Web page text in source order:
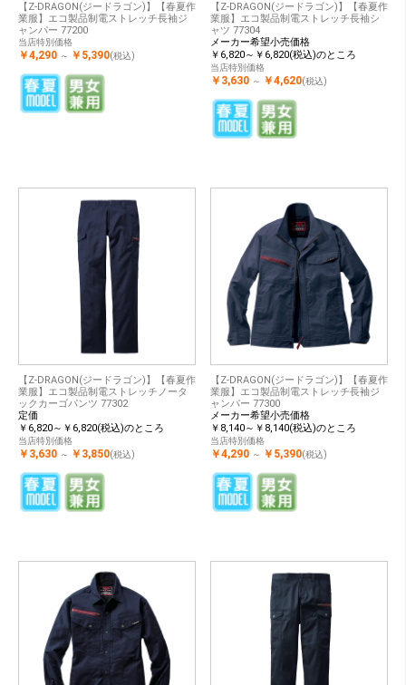
【Z-DRAGON(ジードラゴン)】【春夏作
業服】エコ製品制電ストレッチ長袖ジ
ャンパー 77200
当店特別価格
￥4,290 ～ ￥5,390(税込)
【Z-DRAGON(ジードラゴン)】【春夏作
業服】エコ製品制電ストレッチ長袖シ
ャツ 77304
メーカー希望小売価格
￥6,820～￥6,820(税込)のところ
当店特別価格
￥3,630 ～ ￥4,620(税込)
【Z-DRAGON(ジードラゴン)】【春夏作
業服】エコ製品制電ストレッチノータ
ックカーゴパンツ 77302
定価
￥6,820～￥6,820(税込)のところ
当店特別価格
￥3,630 ～ ￥3,850(税込)
【Z-DRAGON(ジードラゴン)】【春夏作
業服】エコ製品制電ストレッチ長袖ジ
ャンパー 77300
メーカー希望小売価格
￥8,140～￥8,140(税込)のところ
当店特別価格
￥4,290 ～ ￥5,390(税込)